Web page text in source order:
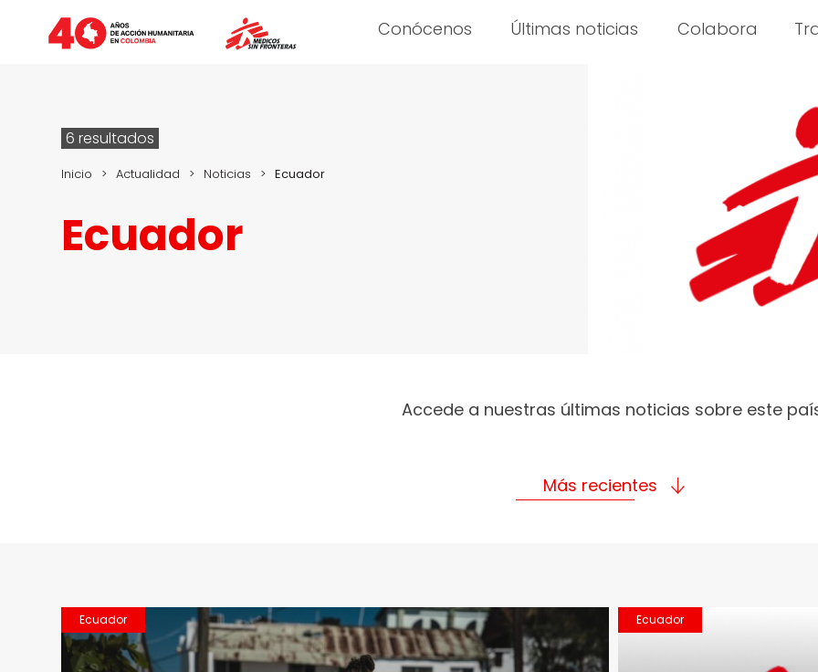
Conócenos Últimas noticias Colabora
6 resultados
Inicio > Actualidad > Noticias > Ecuador
Ecuador
Accede a nuestras últimas noticias sobre este
Más recientes
Ecuador Ecuador